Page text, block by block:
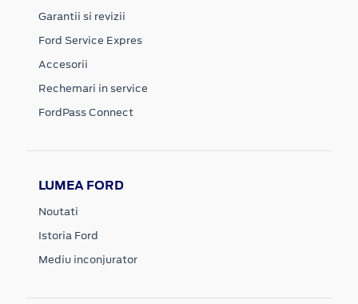
Garantii si revizii
Ford Service Expres
Accesorii
Rechemari in service
FordPass Connect
LUMEA FORD
Noutati
Istoria Ford
Mediu inconjurator